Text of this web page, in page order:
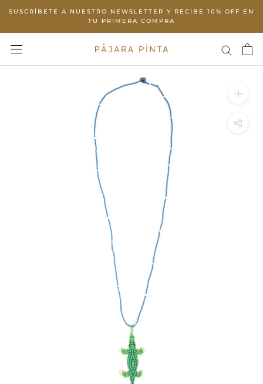
content
SUSCRÍBETE A NUESTRO NEWSLETTER Y RECIBE 10% OFF EN
TU PRIMERA COMPRA